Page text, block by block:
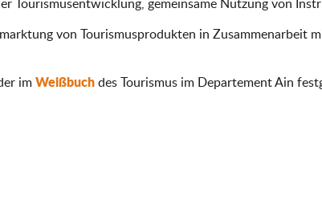
von Tourismusprodukten in Zusammenarbeit
imWeißbuchdes Tourismus im Departement Ain